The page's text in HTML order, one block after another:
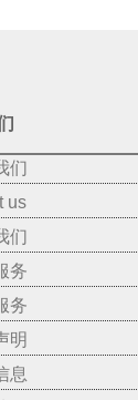
们
us
们
务
务
明
息